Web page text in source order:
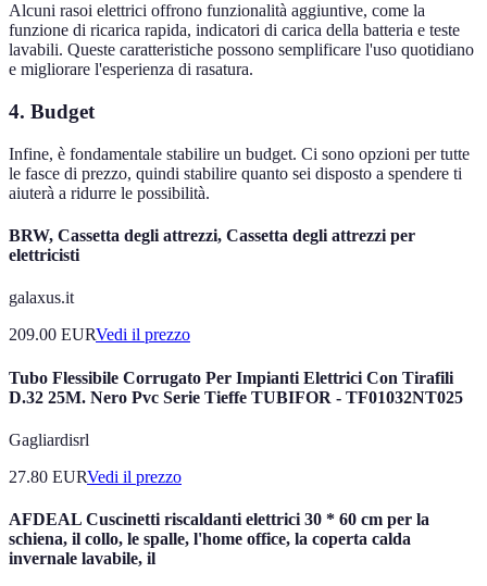
Alcuni rasoi elettrici offrono funzionalità aggiuntive, come la
funzione di ricarica rapida, indicatori di carica della batteria e teste
lavabili. Queste caratteristiche possono semplificare l'uso quotidiano
e migliorare l'esperienza di rasatura.
4. Budget
Infine, è fondamentale stabilire un budget. Ci sono opzioni per tutte
le fasce di prezzo, quindi stabilire quanto sei disposto a spendere ti
aiuterà a ridurre le possibilità.
BRW, Cassetta degli attrezzi, Cassetta degli attrezzi per
elettricisti
galaxus.it
209.00 EURVedi il prezzo
Tubo Flessibile Corrugato Per Impianti Elettrici Con Tirafili
D.32 25M. Nero Pvc Serie Tieffe TUBIFOR - TF01032NT025
Gagliardisrl
27.80 EURVedi il prezzo
AFDEAL Cuscinetti riscaldanti elettrici 30 * 60 cm per la
schiena, il collo, le spalle, l'home office, la coperta calda
invernale lavabile, il